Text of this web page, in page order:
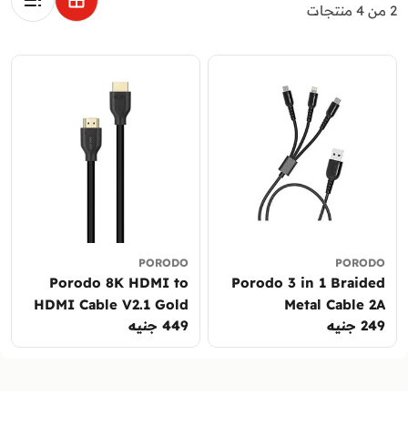
2 من 4 منتجات
PORODO
Porodo 3 in 1 Braided
Metal Cable 2A
Compatible with
Lightning / Type-C /
السعر
العادي
249 جنيه
PORODO
Porodo 8K HDMI to
HDMI Cable V2.1 Gold
Plated connectors
السعر
العادي
449 جنيه